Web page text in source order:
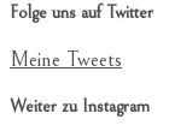
Folge uns auf Twitter
Meine Tweets
Weiter zu Instagram